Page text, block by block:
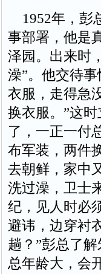
1952年，彭
事部署，他是
泽园。出来时
澡”。他交待
衣服，走得急
换衣服。”这
了，一正一付
布军装，两件
去朝鲜，家中
洗过澡，卫士
纪，见人时必
避讳，边穿衬
趟？”彭总了
总年龄大，会